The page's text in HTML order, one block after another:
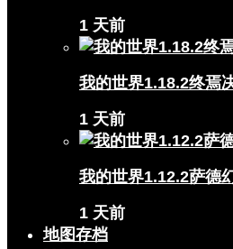
1 天前
我的世界1.18.2终焉
1 天前
我的世界1.12.2萨德
1 天前
地图存档